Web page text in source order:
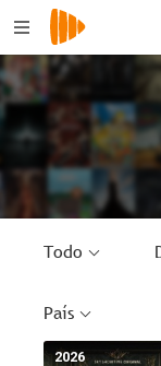
Todo
País
2026